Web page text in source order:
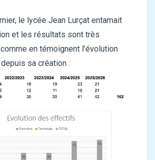
le lycée Jean Lurçat entamait
et les résultats sont très
en témoignent l’évolution
sa création :